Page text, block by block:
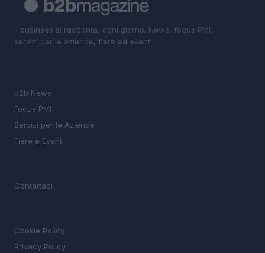
Il business si racconta, ogni giorno. News, focus PMI,
servizi per le aziende, fiere ed eventi.
b2b News
Focus PMI
Servizi per le Aziende
Fiere e Eventi
Contattaci
Cookie Policy
Privacy Policy